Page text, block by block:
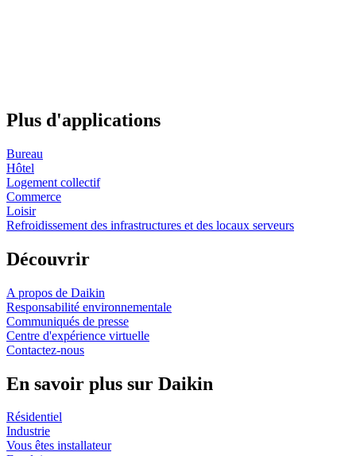
Plus d'applications
Bureau
Hôtel
Logement collectif
Commerce
Loisir
Refroidissement des infrastructures et des locaux serveurs
Découvrir
A propos de Daikin
Responsabilité environnementale
Communiqués de presse
Centre d'expérience virtuelle
Contactez-nous
En savoir plus sur Daikin
Résidentiel
Industrie
Vous êtes installateur